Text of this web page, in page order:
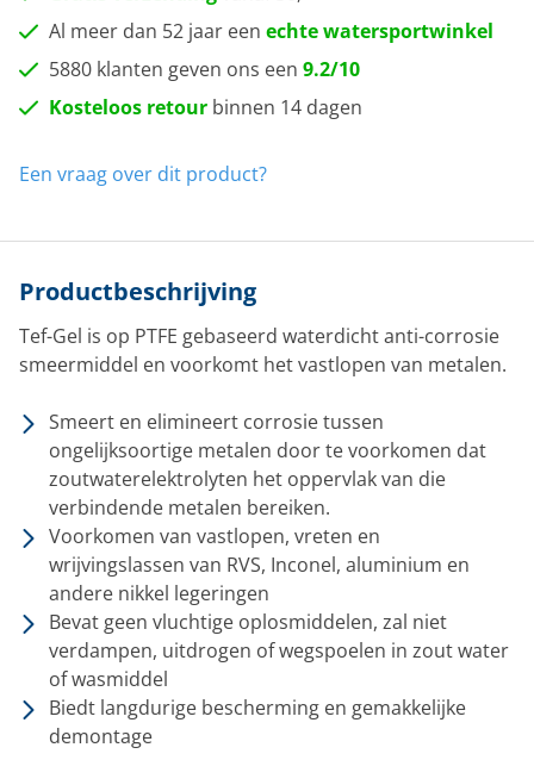
Al meer dan 52 jaar een echte watersportwinkel
5880 klanten geven ons een 9.2/10
Kosteloos retour binnen 14 dagen
Een vraag over dit product?
Productbeschrijving
Tef-Gel is op PTFE gebaseerd waterdicht anti-corrosie
smeermiddel en voorkomt het vastlopen van metalen.
Smeert en elimineert corrosie tussen
ongelijksoortige metalen door te voorkomen dat
zoutwaterelektrolyten het oppervlak van die
verbindende metalen bereiken.
Voorkomen van vastlopen, vreten en
wrijvingslassen van RVS, Inconel, aluminium en
andere nikkel legeringen
Bevat geen vluchtige oplosmiddelen, zal niet
verdampen, uitdrogen of wegspoelen in zout water
of wasmiddel
Biedt langdurige bescherming en gemakkelijke
demontage